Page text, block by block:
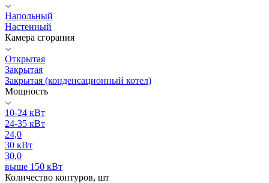
Напольный
Настенный
Камера сгорания
Открытая
Закрытая
Закрытая (конденсационный котел)
Мощность
10-24 кВт
24-35 кВт
24,0
30 кВт
30,0
выше 150 кВт
Количество контуров, шт